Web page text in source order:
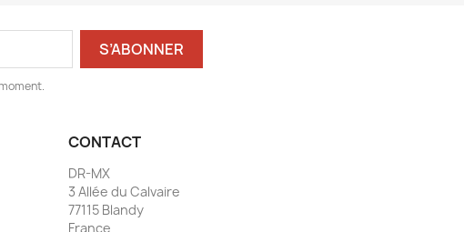
CONTACT
DR-MX
3 Allée du Calvaire
77115 Blandy
France